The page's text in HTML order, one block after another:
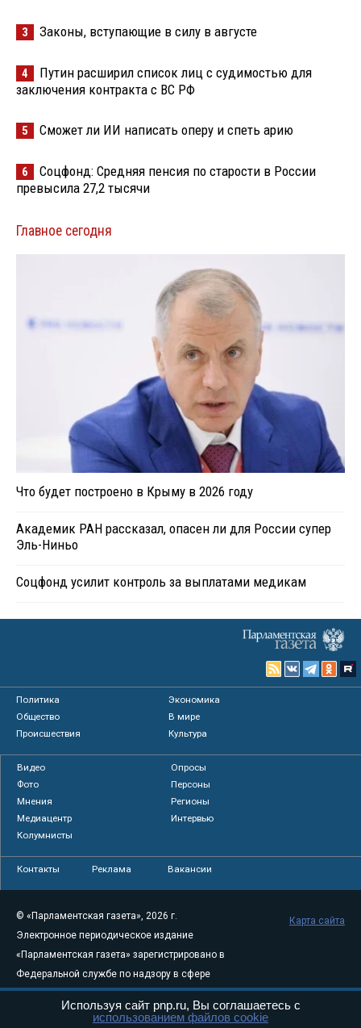
3 Законы, вступающие в силу в августе
4
Путин расширил список лиц с судимостью для
заключения контракта с ВС РФ
5 Сможет ли ИИ написать оперу и спеть арию
6
Соцфонд: Средняя пенсия по старости в России
превысила 27,2 тысячи
Главное сегодня
Что будет построено в Крыму в 2026 году
Академик РАН рассказал, опасен ли для России супер
Эль-Ниньо
Соцфонд усилит контроль за выплатами медикам
Политика
Экономика
Общество
В мире
Происшествия
Культура
Видео
Опросы
Фото
Персоны
Мнения
Регионы
Медиацентр
Интервью
Колумнисты
Контакты Реклама Вакансии
© «Парламентская газета», 2026 г.
Электронное периодическое издание
«Парламентская газета» зарегистрировано в
Федеральной службе по надзору в сфере
связи, информационных технологий и
массовых коммуникаций (Роскомнадзор) 05
Карта сайта
Используя сайт pnp.ru, Вы соглашаетесь с
использованием файлов cookie